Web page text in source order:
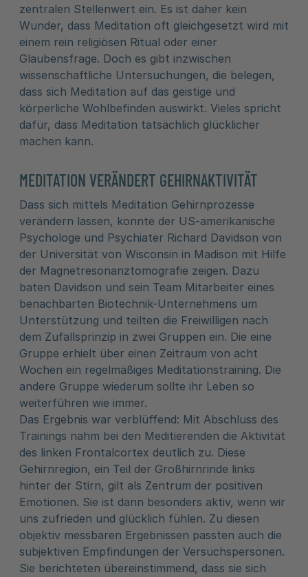
zentralen Stellenwert ein. Es ist daher kein
Wunder, dass Meditation oft gleichgesetzt wird mit
einem rein religiösen Ritual oder einer
Glaubensfrage. Doch es gibt inzwischen
wissenschaftliche Untersuchungen, die belegen,
dass sich Meditation auf das geistige und
körperliche Wohlbefinden auswirkt. Vieles spricht
dafür, dass Meditation tatsächlich glücklicher
machen kann.
MEDITATION VERÄNDERT GEHIRNAKTIVITÄT
Dass sich mittels Meditation Gehirnprozesse
verändern lassen, konnte der US-amerikanische
Psychologe und Psychiater Richard Davidson von
der Universität von Wisconsin in Madison mit Hilfe
der Magnetresonanztomografie zeigen. Dazu
baten Davidson und sein Team Mitarbeiter eines
benachbarten Biotechnik-Unternehmens um
Unterstützung und teilten die Freiwilligen nach
dem Zufallsprinzip in zwei Gruppen ein. Die eine
Gruppe erhielt über einen Zeitraum von acht
Wochen ein regelmäßiges Meditationstraining. Die
andere Gruppe wiederum sollte ihr Leben so
weiterführen wie immer.
Das Ergebnis war verblüffend: Mit Abschluss des
Trainings nahm bei den Meditierenden die Aktivität
des linken Frontalcortex deutlich zu. Diese
Gehirnregion, ein Teil der Großhirnrinde links
hinter der Stirn, gilt als Zentrum der positiven
Emotionen. Sie ist dann besonders aktiv, wenn wir
uns zufrieden und glücklich fühlen. Zu diesen
objektiv messbaren Ergebnissen passten auch die
subjektiven Empfindungen der Versuchspersonen.
Sie berichteten übereinstimmend, dass sie sich